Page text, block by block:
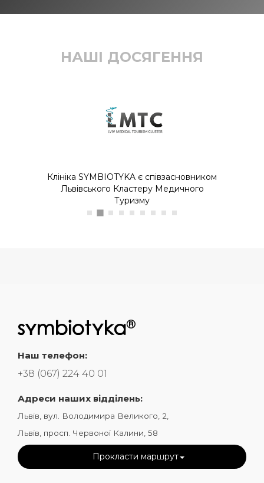
НАШІ ДОСЯГЕННЯ
Клініка SYMBIOTYKA є співзасновником
Львівського Кластеру Медичного
Туризму
Наш телефон:
+38 (067) 224 40 01
Адреси наших відділень:
Львів, вул. Володимира Великого, 2,
Львів, просп. Червоної Калини, 58
Прокласти маршрут